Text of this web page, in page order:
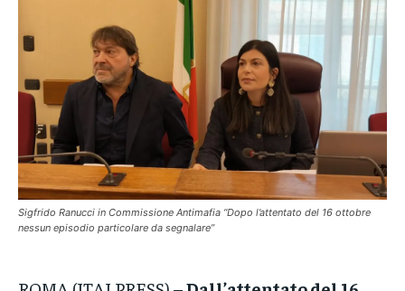
POLITICA
ECONOMIA
SPORT
GRUPPO
CONTATTI
POLITICA
ECONOMIA
SPORT
GRUPPO
CONTATTI
POLITICA
ECONOMIA
SPORT
GRUPPO
CONTATTI
Sigfrido Ranucci in Commissione Antimafia “Dopo l’attentato del 16 ottobre
nessun episodio particolare da segnalare”